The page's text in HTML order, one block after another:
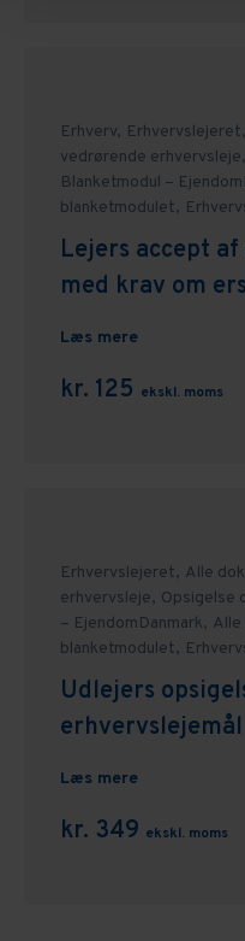
Erhverv, Erhvervslejeret,
vedrørende erhvervsleje,
Blanketmodul –
blanketmodulet,
Lejers accept
med krav om
Læs mere
kr. 125 ekskl. moms
Erhvervslejeret, Alle
erhvervsleje, Opsigelse
– EjendomDanmark, Alle
blanketmodulet,
Udlejers
erhvervslejemål
Læs mere
kr. 349 ekskl. moms